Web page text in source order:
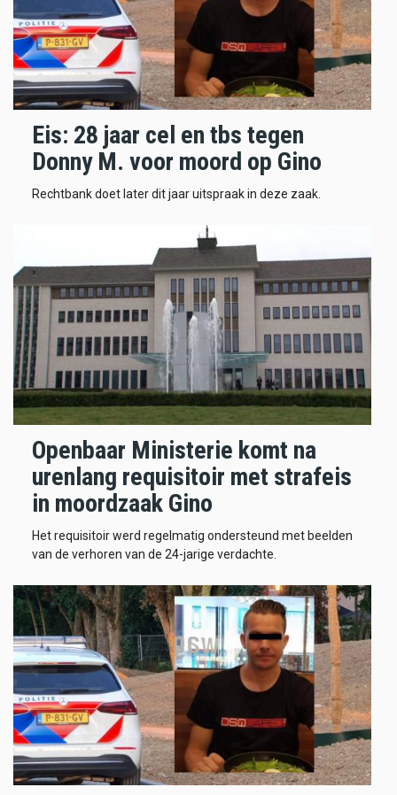
Eis: 28 jaar cel en tbs tegen
Donny M. voor moord op Gino
Rechtbank doet later dit jaar uitspraak in deze zaak.
Openbaar Ministerie komt na
urenlang requisitoir met strafeis
in moordzaak Gino
Het requisitoir werd regelmatig ondersteund met beelden
van de verhoren van de 24-jarige verdachte.